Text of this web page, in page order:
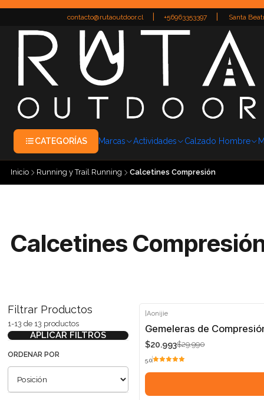
contacto@rutaoutdoor.cl
+56963353397
Santa
CATEGORÍAS Marcas Actividades Calzado Hombre
Inicio Running y Trail Running Calcetines Compresión
Calcetines
Filtrar Productos
1-13 de 13 productos
APLICAR FILTROS
ORDENAR POR
-30%
Aonijie
Gemeleras de
$20.993$29.990
5.0